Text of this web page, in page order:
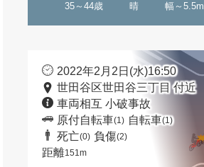
35～44歳 晴 幅～5.5m
2022年2月2日(水)16:50
世田谷区世田谷三丁目 付近
車両相互 小破事故
原付自転車(1) 自転車(1)
死亡(0) 負傷(2)
距離151m